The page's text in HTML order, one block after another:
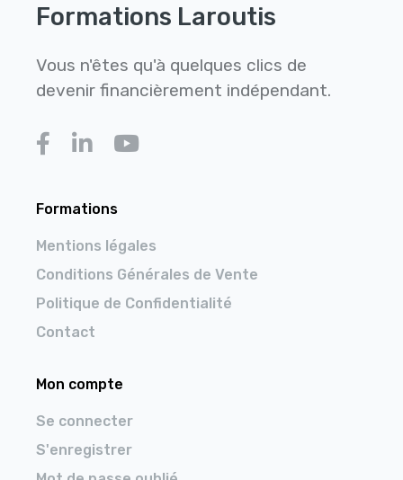
Formations Laroutis
Vous n'êtes qu'à quelques clics de
devenir financièrement indépendant.
Formations
Mentions légales
Conditions Générales de Vente
Politique de Confidentialité
Contact
Mon compte
Se connecter
S'enregistrer